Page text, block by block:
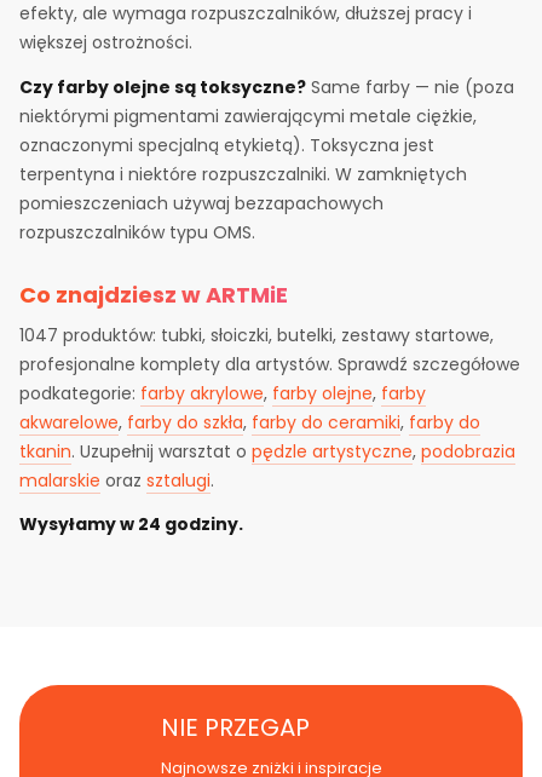
efekty, ale wymaga rozpuszczalników, dłuższej pracy i
większej ostrożności.
Czy farby olejne są toksyczne? Same farby — nie (poza
niektórymi pigmentami zawierającymi metale ciężkie,
oznaczonymi specjalną etykietą). Toksyczna jest
terpentyna i niektóre rozpuszczalniki. W zamkniętych
pomieszczeniach używaj bezzapachowych
rozpuszczalników typu OMS.
Co znajdziesz w ARTMiE
1047 produktów: tubki, słoiczki, butelki, zestawy startowe,
profesjonalne komplety dla artystów. Sprawdź szczegółowe
podkategorie: farby akrylowe, farby olejne, farby
akwarelowe, farby do szkła, farby do ceramiki, farby do
tkanin. Uzupełnij warsztat o pędzle artystyczne, podobrazia
malarskie oraz sztalugi.
Wysyłamy w 24 godziny.
NIE PRZEGAP
Najnowsze zniżki i inspiracje